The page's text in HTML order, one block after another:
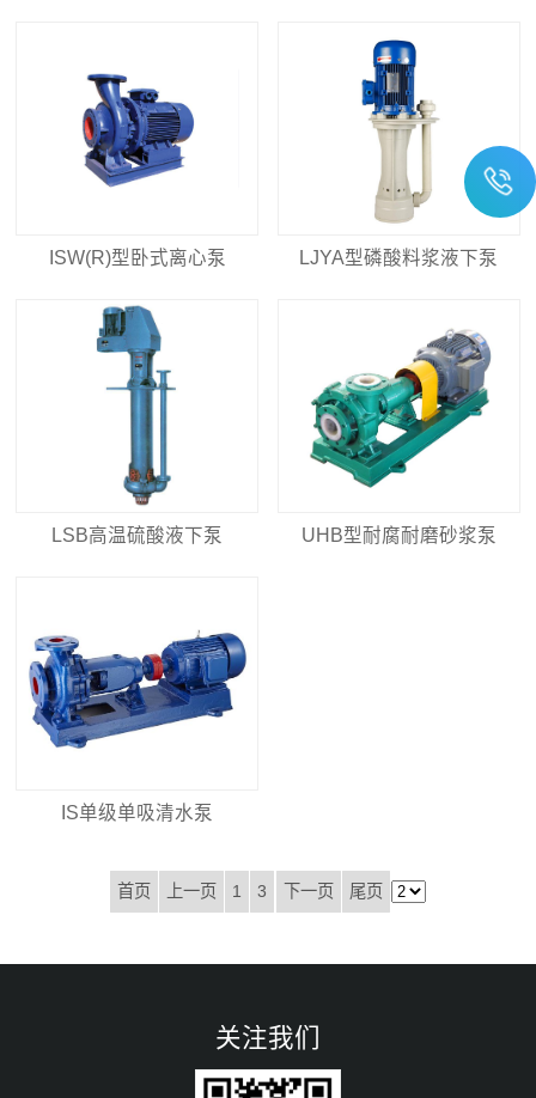
ISW(R)型卧式离心泵 LJYA型磷酸料浆液下泵
LSB高温硫酸液下泵 UHB型耐腐耐磨砂浆泵
IS单级单吸清水泵
首页 上一页 1 3 下一页 尾页
关注我们